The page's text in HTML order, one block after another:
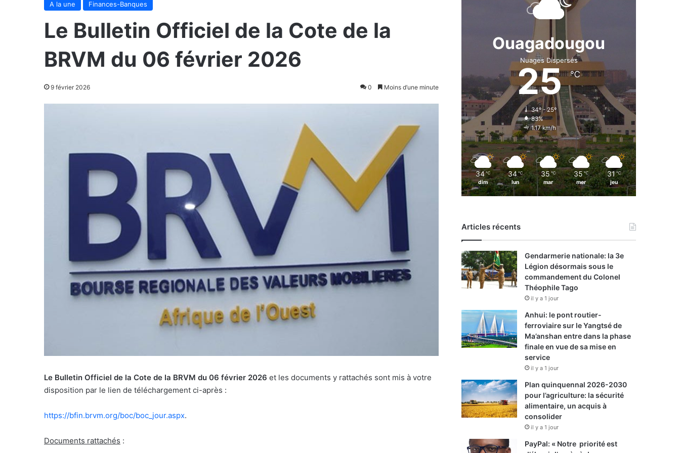
A la une Finances-Banques
Le Bulletin Officiel de la Cote de la
BRVM du 06 février 2026
9 février 2026 0 Moins d’une minute
Le Bulletin Officiel de la Cote de la BRVM du 06 février 2026 et les documents y rattachés sont mis à votre
disposition par le lien de téléchargement ci-après :
https://bfin.brvm.org/boc/boc_ jour.aspx.
Documents rattachés :
Ouagadougou
Nuages Dispersés
25℃
34º - 25º
83%
1.17 km/h
34 ℃
dim
34 ℃
lun
35 ℃
mar
35 ℃
mer
31 ℃
jeu
Articles récents
Gendarmerie nationale: la 3e
Légion désormais sous le
commandement du Colonel
Théophile Tago
il y a 1 jour
Anhui: le pont routier-
ferroviaire sur le Yangtsé de
Ma’anshan entre dans la phase
finale en vue de sa mise en
service
il y a 1 jour
Plan quinquennal 2026-2030
pour l’agriculture: la sécurité
alimentaire, un acquis à
consolider
il y a 1 jour
PayPal: « Notre priorité est